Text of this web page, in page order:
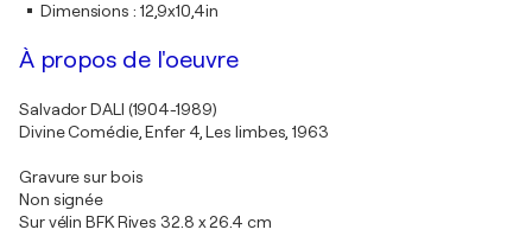
Dimensions : 12,9x10,4in
À propos de l'oeuvre
Salvador DALI (1904-1989)
Divine Comédie, Enfer 4, Les limbes, 1963
Gravure sur bois
Non signée
Sur vélin BFK Rives 32.8 x 26.4 cm